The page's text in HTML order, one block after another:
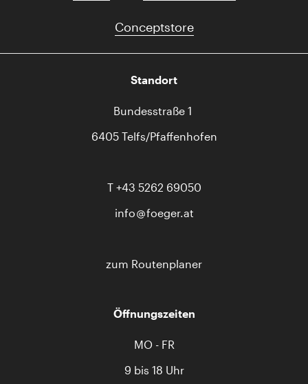
Conceptstore
Standort
Bundesstraße 1
6405 Telfs/Pfaffenhofen
T +43 5262 69050
info
foeger.at
zum Routenplaner
Öffnungszeiten
MO - FR
9 bis 18 Uhr